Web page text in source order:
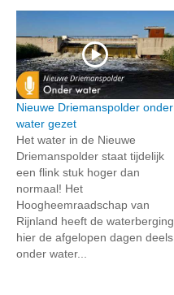
Nieuwe Driemanspolder onder
water gezet
Het water in de Nieuwe
Driemanspolder staat tijdelijk
een flink stuk hoger dan
normaal! Het
Hoogheemraadschap van
Rijnland heeft de waterberging
hier de afgelopen dagen deels
onder water...